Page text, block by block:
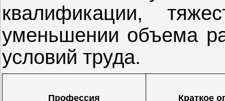
квалификации,
уменьшении объема
условий труда.
Профессия
Краткое